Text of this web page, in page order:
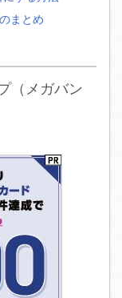
まとめ
（メガバン